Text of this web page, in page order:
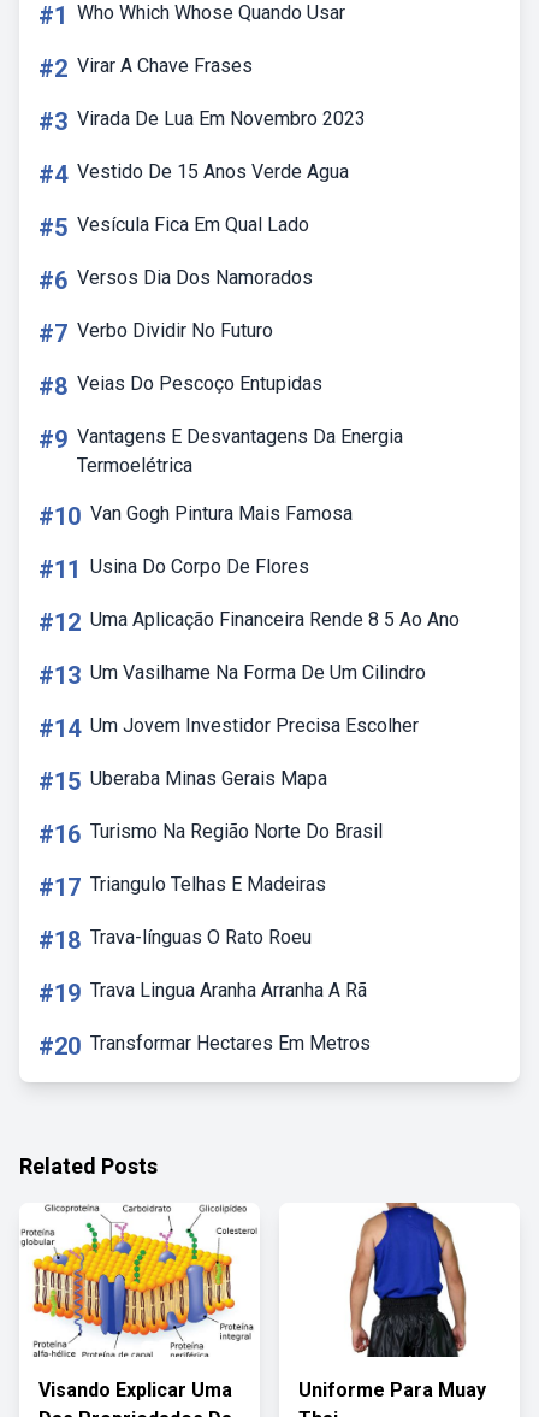
#1 Who Which Whose Quando Usar
#2 Virar A Chave Frases
#3 Virada De Lua Em Novembro 2023
#4 Vestido De 15 Anos Verde Agua
#5 Vesícula Fica Em Qual Lado
#6 Versos Dia Dos Namorados
#7 Verbo Dividir No Futuro
#8 Veias Do Pescoço Entupidas
#9 Vantagens E Desvantagens Da Energia
Termoelétrica
#10 Van Gogh Pintura Mais Famosa
#11 Usina Do Corpo De Flores
#12 Uma Aplicação Financeira Rende 8 5 Ao Ano
#13 Um Vasilhame Na Forma De Um Cilindro
#14 Um Jovem Investidor Precisa Escolher
#15 Uberaba Minas Gerais Mapa
#16 Turismo Na Região Norte Do Brasil
#17 Triangulo Telhas E Madeiras
#18 Trava-línguas O Rato Roeu
#19 Trava Lingua Aranha Arranha A Rã
#20 Transformar Hectares Em Metros
Related Posts
Visando Explicar Uma
Uniforme Para Muay